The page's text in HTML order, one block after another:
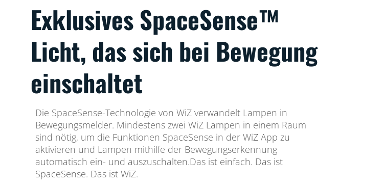
Exklusives SpaceSense™
Licht, das sich bei Bewegung
einschaltet
Die SpaceSense-Technologie von WiZ verwandelt Lampen in
Bewegungsmelder. Mindestens zwei WiZ Lampen in einem Raum
sind nötig, um die Funktionen SpaceSense in der WiZ App zu
aktivieren und Lampen mithilfe der Bewegungserkennung
automatisch ein- und auszuschalten.Das ist einfach. Das ist
SpaceSense. Das ist WiZ.